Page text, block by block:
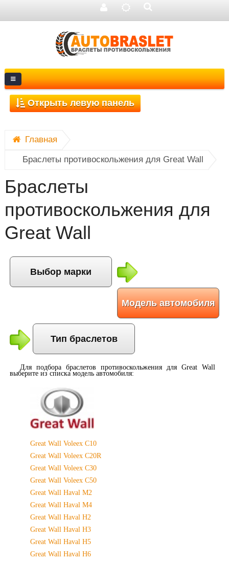
Открыть левую панель
Браслеты противоскольжения для Great Wall
Браслеты
противоскольжения для
Great Wall
Выбор марки
Модель автомобиля
Тип браслетов
Для подбора браслетов противоскольжения для Great Wall
выберите из списка модель автомобиля:
Great Wall Voleex C10
Great Wall Voleex C20R
Great Wall Voleex C30
Great Wall Voleex C50
Great Wall Haval M2
Great Wall Haval M4
Great Wall Haval H2
Great Wall Haval H3
Great Wall Haval H5
Great Wall Haval H6